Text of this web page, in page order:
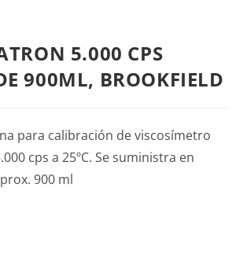
5.000 CPS
900ML, BROOKFIELD
para calibración de viscosímetro
cps a 25ºC. Se suministra en
900 ml